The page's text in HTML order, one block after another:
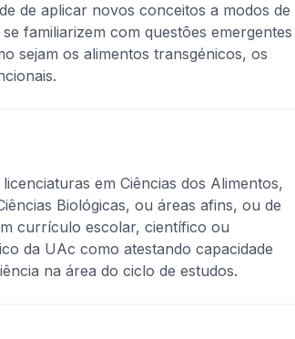
de aplicar novos conceitos a modos de
familiarizem com questões emergentes
sejam os alimentos transgénicos, os
em Ciências dos Alimentos,
Biológicas, ou áreas afins, ou de
currículo escolar, científico ou
da UAc como atestando capacidade
na área do ciclo de estudos.